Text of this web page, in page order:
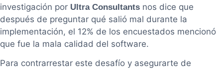
investigación por Ultra Consultants nos dice que
después de preguntar qué salió mal durante la
implementación, el 12% de los encuestados mencionó
que fue la mala calidad del software.
Para contrarrestar este desafío y asegurarte de